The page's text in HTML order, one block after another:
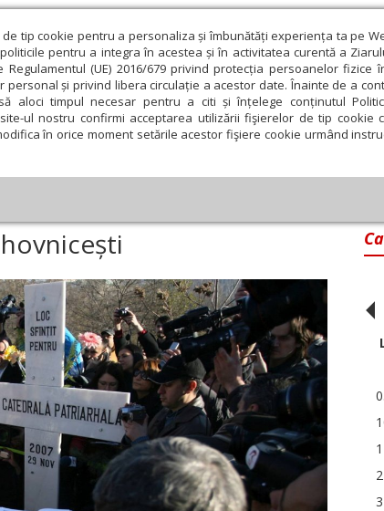
tip cookie pentru a personaliza și îmbunătăți experiența ta pe
pentru a integra în acestea și în activitatea curentă a
(UE) 2016/679 privind protecția persoanelor fizice
personal și privind libera circulație a acestor date. Înainte de a
aloci timpul necesar pentru a citi și înțelege conținutul
ul nostru confirmi acceptarea utilizării fişierelor de tip cookie
în orice moment setările acestor fişiere cookie urmând
și spiritualitate Educaţie și Cultură Societate
Analiză Reportaj Psihologie Religie și știință
duhovnicești
Martie Aprilie Mai Iunie ‹